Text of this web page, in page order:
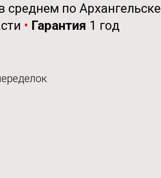
среднем по Архангельске
• Гарантия 1 год